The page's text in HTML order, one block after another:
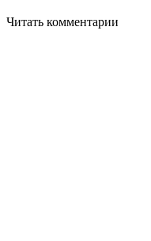
Читать комментарии